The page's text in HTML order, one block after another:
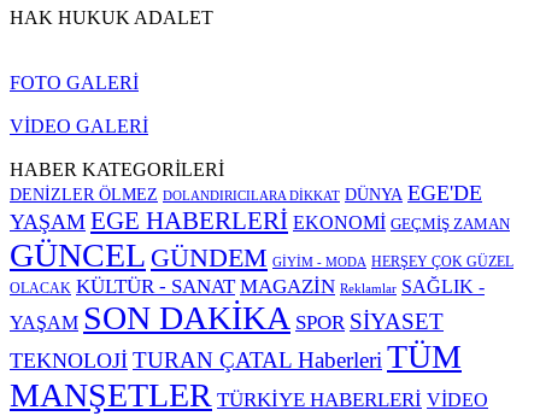
HAK HUKUK ADALET
FOTO GALERİ
VİDEO GALERİ
HABER KATEGORİLERİ
DENİZLER ÖLMEZ DOLANDIRICILARA DİKKAT DÜNYA EGE'DE
YAŞAM EGE HABERLERİ EKONOMİ GEÇMİŞ ZAMAN
GÜNCEL GÜNDEM GİYİM - MODA HERŞEY ÇOK GÜZEL
OLACAK KÜLTÜR - SANAT MAGAZİN Reklamlar SAĞLIK -
YAŞAM SON DAKİKA SPOR SİYASET
TEKNOLOJİ TURAN ÇATAL HaberleriTÜM
MANŞETLER TÜRKİYE HABERLERİ VİDEO